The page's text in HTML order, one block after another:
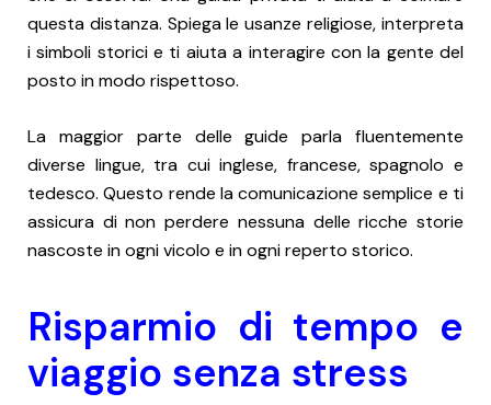
questa distanza. Spiega le usanze religiose, interpreta
i simboli storici e ti aiuta a interagire con la gente del
posto in modo rispettoso.
La maggior parte delle guide parla fluentemente
diverse lingue, tra cui inglese, francese, spagnolo e
tedesco. Questo rende la comunicazione semplice e ti
assicura di non perdere nessuna delle ricche storie
nascoste in ogni vicolo e in ogni reperto storico.
Risparmio di tempo e
viaggio senza stress